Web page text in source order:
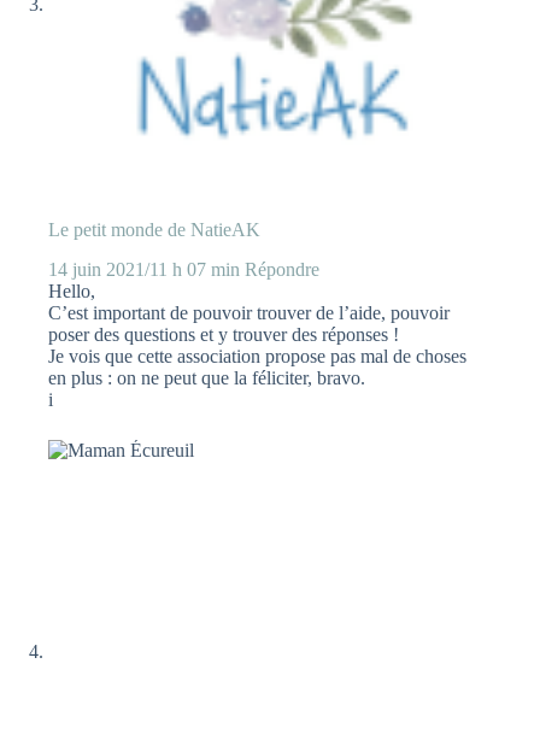
Le petit monde de NatieAK
14 juin 2021/11 h 07 min Répondre
Hello,
C’est important de pouvoir trouver de l’aide, pouvoir
poser des questions et y trouver des réponses !
Je vois que cette association propose pas mal de choses
en plus : on ne peut que la féliciter, bravo.
i